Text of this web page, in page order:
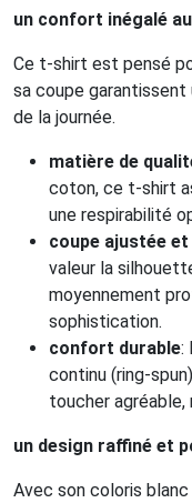
un confort inégalé
Ce t-shirt est pensé
sa coupe
de la journée.
matière de
coton, ce t-shirt
une respirabilité
coupe ajustée
valeur la
moyennement
sophistication.
confort durable:
continu (ring-
toucher agréable,
un design raffiné et
Avec son coloris